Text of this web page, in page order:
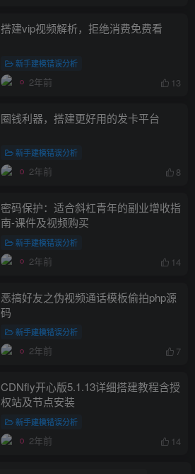
搭建vip视频解析，拒绝消费免费看
新手建模错误分析
2年前 13
圈钱利器，搭建更好用的发卡平台
新手建模错误分析
2年前 8
密码保护：适合斜杠青年的副业增收指
南-课件及视频购买
新手建模错误分析
2年前 14
恶搞好友之伪视频通话模板偷拍php源
码
新手建模错误分析
2年前 7
CDNfly开心版5.1.13详细搭建教程含授
权站及节点安装
新手建模错误分析
2年前 14